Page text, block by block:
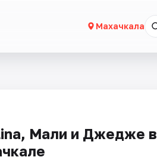
Махачкала
Мали и Джедже в